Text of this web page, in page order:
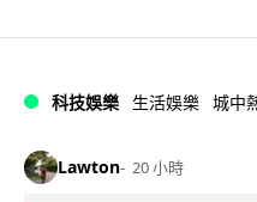
科技娛樂 生活娛樂 城中
Lawton 20 小時